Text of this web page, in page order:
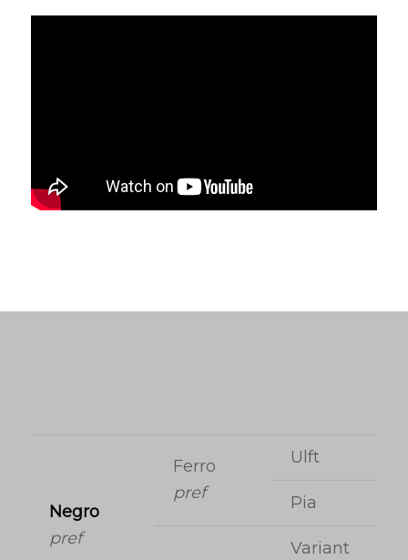
Negro
pref
Ferro
pref
Ulft
Pia
Variant